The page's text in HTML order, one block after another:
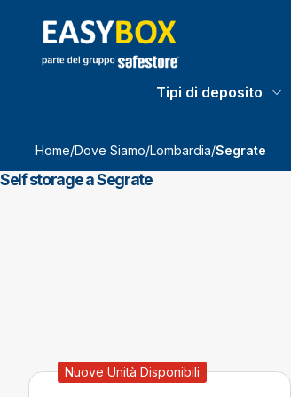
Tipi di deposito
Home/Dove Siamo/Lombardia/Segrate
Self storage a Segrate
Nuove Unità Disponibili